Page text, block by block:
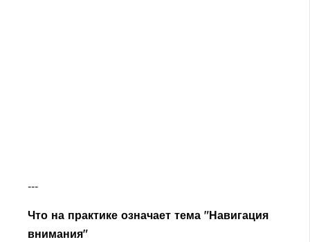
---
Что на практике означает тема "Навигация
внимания"